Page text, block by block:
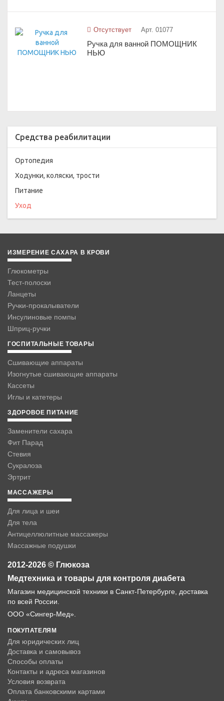
Отсутствует Арт. 01077
Ручка для ванной ПОМОЩНИК
НЬЮ
Средства реабилитации
Ортопедия
Ходунки, коляски, трости
Питание
Уход
ИЗМЕРЕНИЕ САХАРА В КРОВИ
Глюкометры
Тест-полоски
Ланцеты
Ручки-прокалыватели
Инсулиновые помпы
Шприц-ручки
ГОСПИТАЛЬНЫЕ ТОВАРЫ
Сшивающие аппараты
Изогнутые сшивающие аппараты
Кассеты
Иглы и катетеры
ЗДОРОВОЕ ПИТАНИЕ
Заменители сахара
Фит Парад
Стевия
Сукралоза
Эртрит
МАССАЖЕРЫ
Для лица и шеи
Для тела
Антицеллюлитные массажеры
Массажные подушки
2012-2026 © Глюкоза
Медтехника и товары для контроля диабета
Магазин медицинской техники в Санкт-Петербурге, доставка
по всей России.
ООО «Сингер-Мед».
ПОКУПАТЕЛЯМ
Для юридических лиц
Доставка и самовывоз
Способы оплаты
Контакты и адреса магазинов
Условия возврата
Оплата банковскими картами